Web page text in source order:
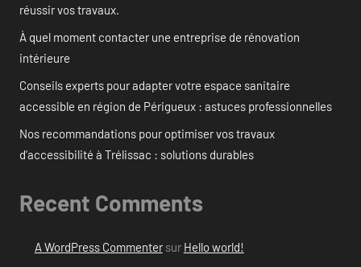
réussir vos travaux.
À quel moment contacter une entreprise de rénovation
intérieure
Conseils experts pour adapter votre espace sanitaire
accessible en région de Périgueux : astuces professionnelles
Nos recommandations pour optimiser vos travaux
d’accessibilité à Trélissac : solutions durables
Recent Comments
A WordPress Commentersur Hello world!